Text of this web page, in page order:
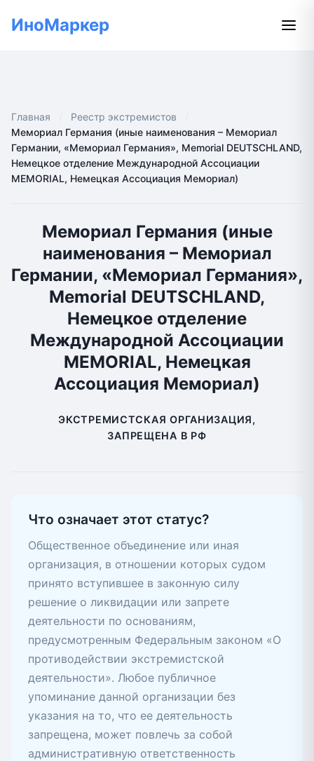
ИноМаркер
Главная
Реестр экстремистов
Мемориал Германия (иные наименования – Мемориал
Германии, «Мемориал Германия», Memorial DEUTSCHLAND,
Немецкое отделение Международной Ассоциации
MEMORIAL, Немецкая Ассоциация Мемориал)
Мемориал Германия (иные
наименования – Мемориал
Германии, «Мемориал Германия»,
Memorial DEUTSCHLAND,
Немецкое отделение
Международной Ассоциации
MEMORIAL, Немецкая
Ассоциация Мемориал)
ЭКСТРЕМИСТСКАЯ ОРГАНИЗАЦИЯ,
ЗАПРЕЩЕНА В РФ
Что означает этот статус?
Общественное объединение или иная
организация, в отношении которых судом
принято вступившее в законную силу
решение о ликвидации или запрете
деятельности по основаниям,
предусмотренным Федеральным законом «О
противодействии экстремистской
деятельности». Любое публичное
упоминание данной организации без
указания на то, что ее деятельность
запрещена, может повлечь за собой
административную ответственность